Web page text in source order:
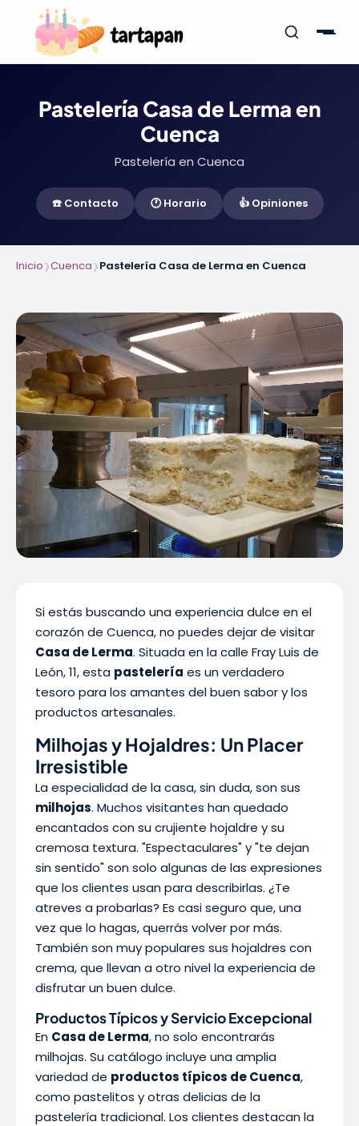
Pastelería Casa de Lerma en
Cuenca
Pastelería en Cuenca
☎️ Contacto 🕐 Horario 👍 Opiniones
Inicio❯Cuenca❯Pastelería Casa de Lerma en Cuenca
Si estás buscando una experiencia dulce en el
corazón de Cuenca, no puedes dejar de visitar
Casa de Lerma. Situada en la calle Fray Luis de
León, 11, esta pastelería es un verdadero
tesoro para los amantes del buen sabor y los
productos artesanales.
Milhojas y Hojaldres: Un Placer
Irresistible
La especialidad de la casa, sin duda, son sus
milhojas. Muchos visitantes han quedado
encantados con su crujiente hojaldre y su
cremosa textura. "Espectaculares" y "te dejan
sin sentido" son solo algunas de las expresiones
que los clientes usan para describirlas. ¿Te
atreves a probarlas? Es casi seguro que, una
vez que lo hagas, querrás volver por más.
También son muy populares sus hojaldres con
crema, que llevan a otro nivel la experiencia de
disfrutar un buen dulce.
Productos Típicos y Servicio Excepcional
En Casa de Lerma, no solo encontrarás
milhojas. Su catálogo incluye una amplia
variedad de productos típicos de Cuenca,
como pastelitos y otras delicias de la
pastelería tradicional. Los clientes destacan la